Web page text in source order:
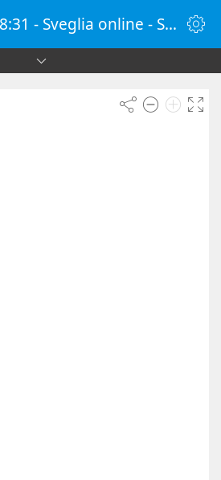
Sveglia alle 18:31 - Sveglia online - SvegliaOnline.it